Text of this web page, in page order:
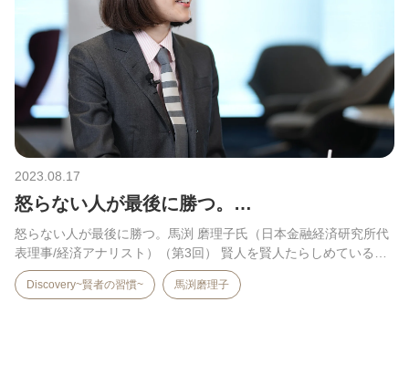
2023.08.17
怒らない人が最後に勝つ。…
怒らない人が最後に勝つ。馬渕 磨理子氏（日本金融経済研究所代
表理事/経済アナリスト）（第3回） 賢人を賢人たらしめている…
Discovery~賢者の習慣~ 馬渕磨理子